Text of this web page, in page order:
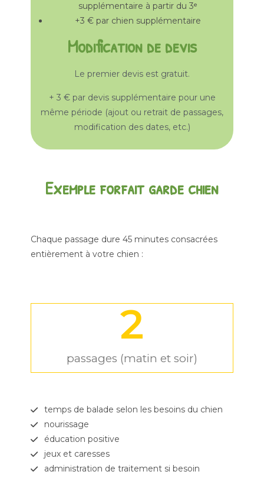
supplémentaire à partir du 3ᵉ
+3 € par chien supplémentaire
Modification de devis
Le premier devis est gratuit.
+ 3 € par devis supplémentaire pour une
même période (ajout ou retrait de passages,
modification des dates, etc.)
Exemple forfait garde chien
Chaque passage dure 45 minutes consacrées
entièrement à votre chien :
passages (matin et soir)
2
temps de balade selon les besoins du chien
nourissage
éducation positive
jeux et caresses
administration de traitement si besoin